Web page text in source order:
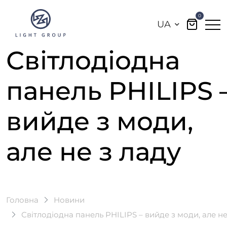
UA
0
Світлодіодна
панель PHILIPS
вийде з моди,
але не з ладу
Головна
Новини
Світлодіодна панель PHILIPS – вийде з моди, але